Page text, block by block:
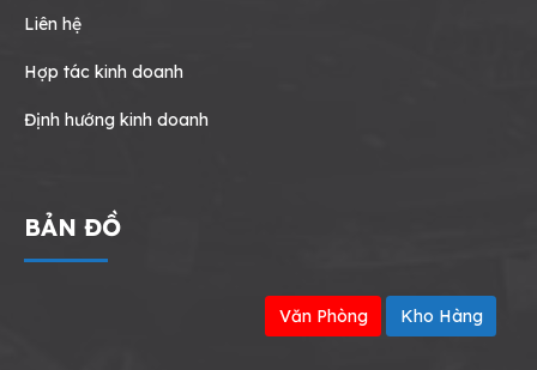
Liên hệ
Hợp tác kinh doanh
Định hướng kinh doanh
BẢN ĐỒ
Văn Phòng Kho Hàng